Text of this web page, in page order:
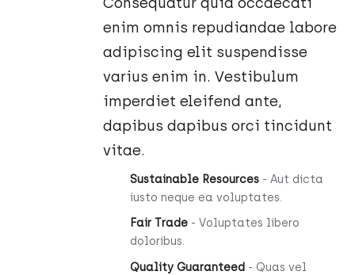
enim omnis repudiandae labore
adipiscing elit suspendisse
varius enim in. Vestibulum
imperdiet eleifend ante,
dapibus dapibus orci tincidunt
vitae.
Sustainable Resources- Aut dicta
iusto neque ea voluptates.
Fair Trade- Voluptates libero
doloribus.
Quality Guaranteed - Quas vel